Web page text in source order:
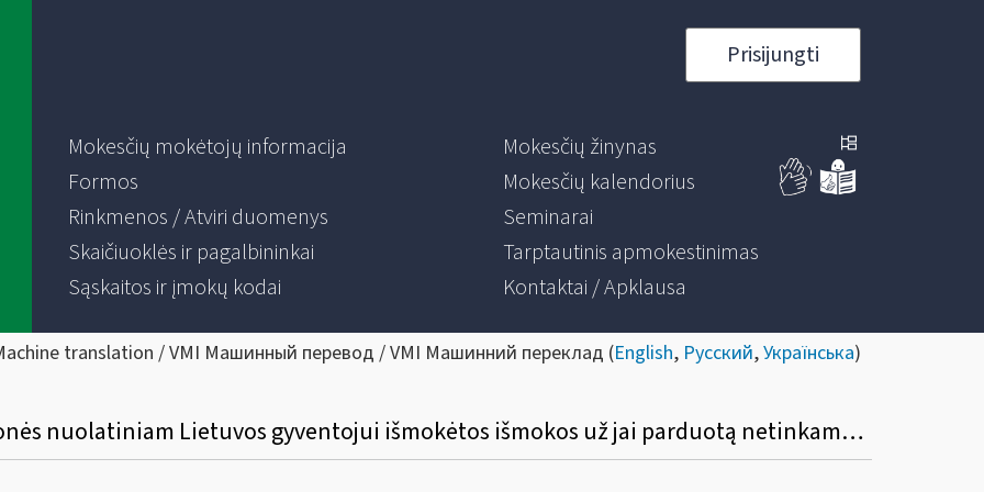
Prisijungti
Mokesčių mokėtojų informacija
Formos
Rinkmenos / Atviri duomenys
Skaičiuoklės ir pagalbininkai
Sąskaitos ir įmokų kodai
Mokesčių žinynas
Mokesčių kalendorius
Seminarai
Tarptautinis apmokestinimas
Kontaktai / Apklausa
translation / VMI Машинный перевод / VMI Машинний переклад (English, Русский,Українська)
Kuriai pajamų klasei priskiriamos įmonės nuolatiniam Lietuvos gyventojui išmokėtos išmokos už jai parduotą netinkamą eksploatuoti automobilį?